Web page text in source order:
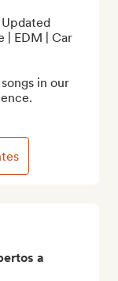
a
| EDM | Car
in our